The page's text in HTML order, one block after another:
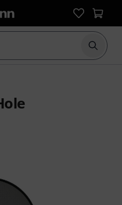
Suche
3 Kundenbewertungen